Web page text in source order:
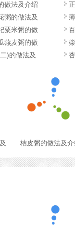
做法及介绍
粥的做法及
粟米粥的做
燕麦粥的做
)的做法及
桔皮粥的做法及